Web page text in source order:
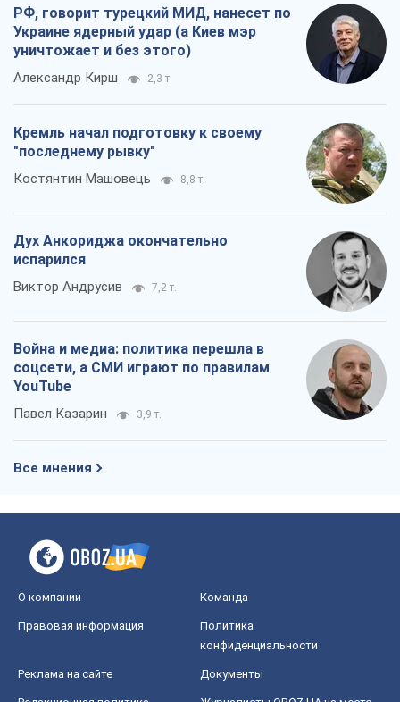
РФ, говорит турецкий МИД, нанесет по
Украине ядерный удар (а Киев мэр
уничтожает и без этого)
Александр Кирш 2,3 т.
Кремль начал подготовку к своему
"последнему рывку"
Костянтин Машовець 8,8 т.
Дух Анкориджа окончательно
испарился
Виктор Андрусив 7,2 т.
Война и медиа: политика перешла в
соцсети, а СМИ играют по правилам
YouTube
Павел Казарин 3,9 т.
Все мнения
О компании Команда
Правовая информация
Политика
конфиденциальности
Реклама на сайте Документы